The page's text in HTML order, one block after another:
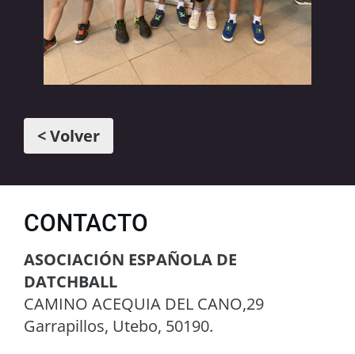
< Volver
CONTACTO
ASOCIACIÓN ESPAÑOLA DE
DATCHBALL
CAMINO ACEQUIA DEL CANO,29
Garrapillos, Utebo, 50190.